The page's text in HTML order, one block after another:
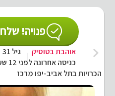
פנויה! שלח
אוהבת בטוסיק
גיל 31
כניסה אחרונה לפני 12 שעות
הכרויות בתל אביב-יפו מרכז